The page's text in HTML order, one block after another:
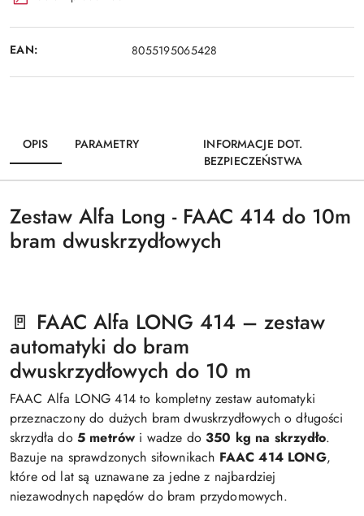
EAN: 8055195065428
OPIS PARAMETRY
INFORMACJE DOT.
BEZPIECZEŃSTWA
Zestaw Alfa Long - FAAC 414 do 10m
bram dwuskrzydłowych
🚪 FAAC Alfa LONG 414 – zestaw
automatyki do bram
dwuskrzydłowych do 10 m
FAAC Alfa LONG 414 to kompletny zestaw automatyki
przeznaczony do dużych bram dwuskrzydłowych o długości
skrzydła do 5 metrów i wadze do350 kg na skrzydło.
Bazuje na sprawdzonych siłownikach FAAC 414 LONG,
które od lat są uznawane za jedne z najbardziej
niezawodnych napędów do bram przydomowych.